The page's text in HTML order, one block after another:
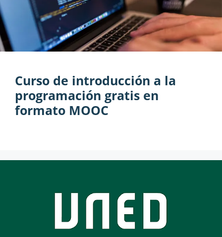
Curso de introducción a la
programación gratis en
formato MOOC